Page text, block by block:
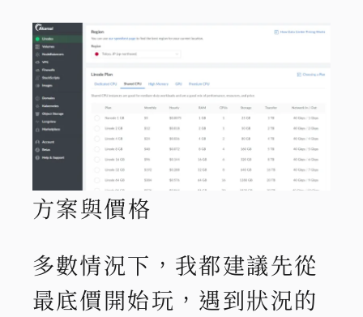
方案與價格
多數情況下，我都建議先從
最底價開始玩，遇到狀況的